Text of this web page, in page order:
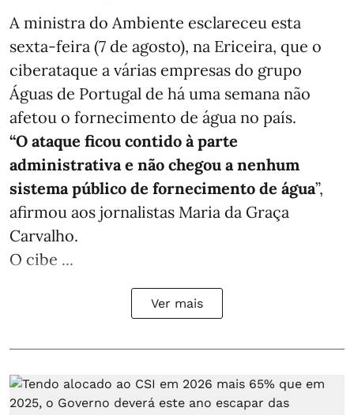
A ministra do Ambiente esclareceu esta
sexta-feira (7 de agosto), na Ericeira, que o
ciberataque a várias empresas do grupo
Águas de Portugal de há uma semana não
afetou o fornecimento de água no país.
“O ataque ficou contido à parte
administrativa e não chegou a nenhum
sistema público de fornecimento de água”,
afirmou aos jornalistas Maria da Graça
Carvalho.
O cibe ...
Ver mais